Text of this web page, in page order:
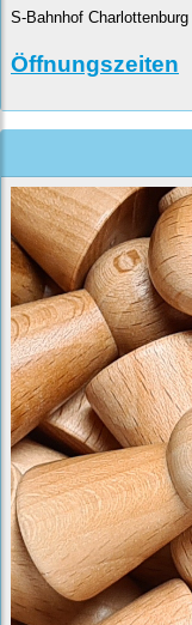
S-Bahnhof Charlottenburg
Öffnungszeiten